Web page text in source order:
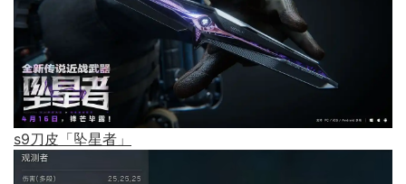
s9刀皮「坠星者」